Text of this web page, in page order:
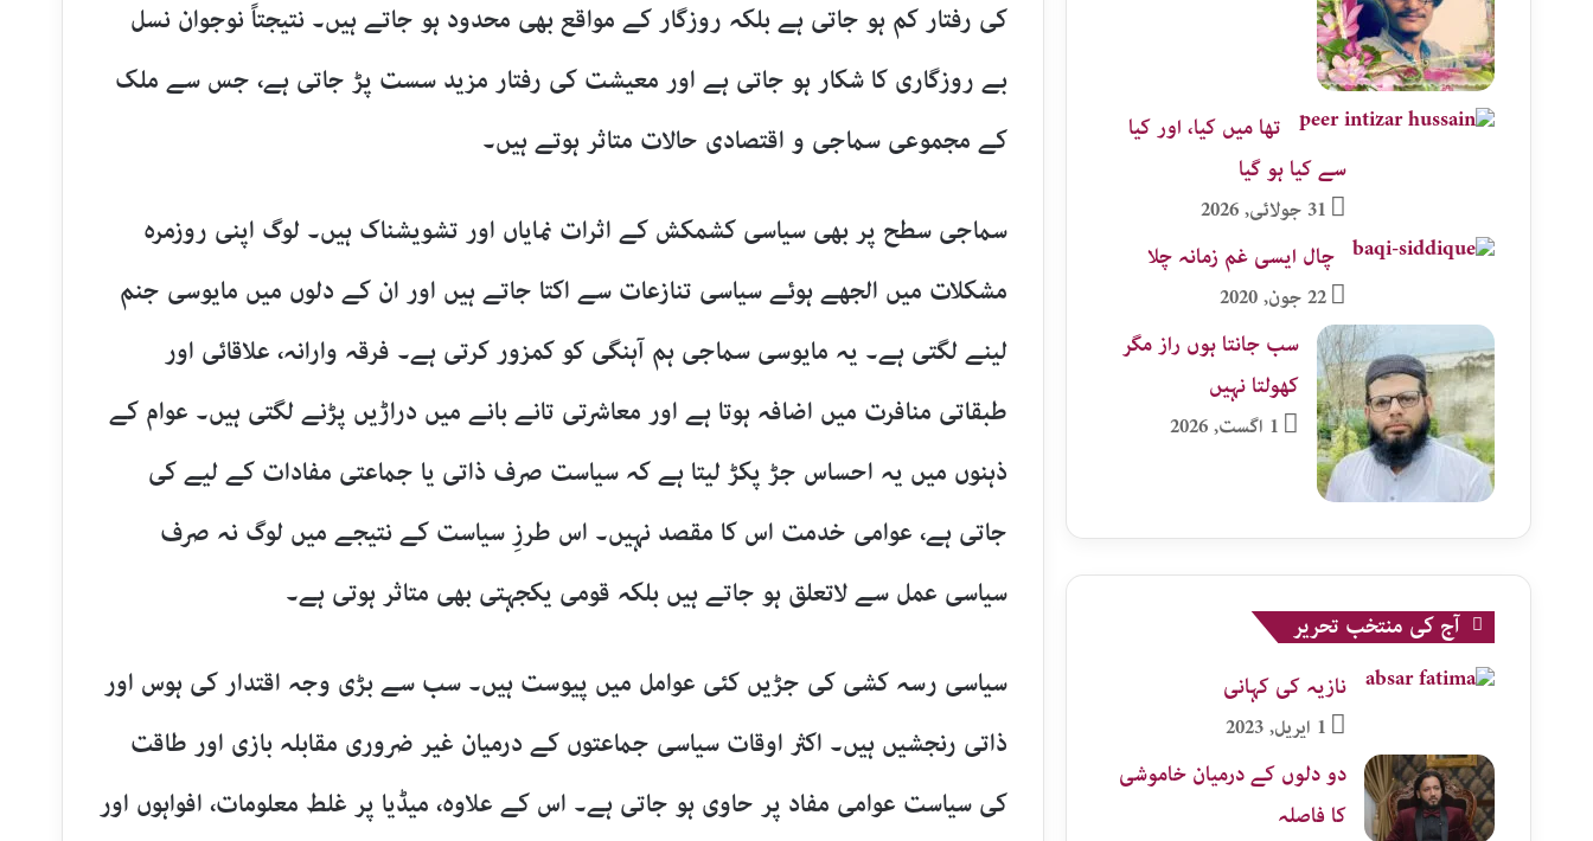
کی رفتار کم ہو جاتی ہے بلکہ روزگار کے مواقع بھی محدود ہو جاتے ہیں۔ نتیجتاً نوجوان نسل
بے روزگاری کا شکار ہو جاتی ہے اور معیشت کی رفتار مزید سست پڑ جاتی ہے، جس سے ملک
کے مجموعی سماجی و اقتصادی حالات متاثر ہوتے ہیں۔
سماجی سطح پر بھی سیاسی کشمکش کے اثرات نمایاں اور تشویشناک ہیں۔ لوگ اپنی روزمرہ
مشکلات میں الجھے ہوئے سیاسی تنازعات سے اکتا جاتے ہیں اور ان کے دلوں میں مایوسی جنم
لینے لگتی ہے۔ یہ مایوسی سماجی ہم آہنگی کو کمزور کرتی ہے۔ فرقہ وارانہ، علاقائی اور
طبقاتی منافرت میں اضافہ ہوتا ہے اور معاشرتی تانے بانے میں دراڑیں پڑنے لگتی ہیں۔ عوام کے
ذہنوں میں یہ احساس جڑ پکڑ لیتا ہے کہ سیاست صرف ذاتی یا جماعتی مفادات کے لیے کی
جاتی ہے، عوامی خدمت اس کا مقصد نہیں۔ اس طرزِ سیاست کے نتیجے میں لوگ نہ صرف
سیاسی عمل سے لاتعلق ہو جاتے ہیں بلکہ قومی یکجہتی بھی متاثر ہوتی ہے۔
سیاسی رسہ کشی کی جڑیں کئی عوامل میں پیوست ہیں۔ سب سے بڑی وجہ اقتدار کی ہوس اور
ذاتی رنجشیں ہیں۔ اکثر اوقات سیاسی جماعتوں کے درمیان غیر ضروری مقابلہ بازی اور طاقت
کی سیاست عوامی مفاد پر حاوی ہو جاتی ہے۔ اس کے علاوہ، میڈیا پر غلط معلومات، افواہوں اور
تھا میں کیا، اور کیا
سے کیا ہو گیا
31 جولائی, 2026
چال ایسی غم زمانہ چلا
22 جون, 2020
سب جانتا ہوں راز مگر
کھولتا نہیں
1 اگست, 2026
آج کی منتخب تحریر
نازیہ کی کہانی
1 اپریل, 2023
دو دلوں کے درمیان خاموشی
کا فاصلہ